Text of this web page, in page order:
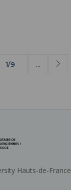
1/9 … Next
Hauts-de-France